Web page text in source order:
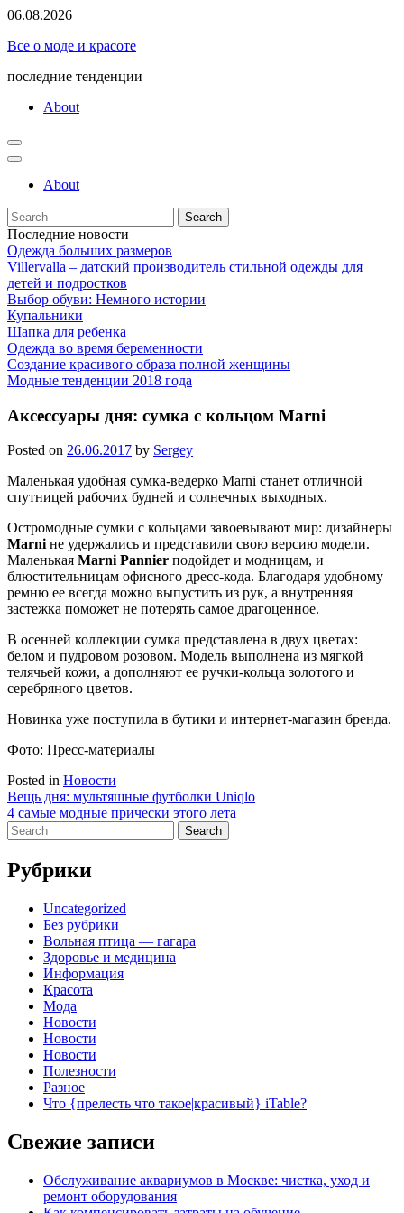
Skip
content
06.08.2026
Все о моде и красоте
последние тенденции
About
About
Search
for:
Последние новости
Одежда больших размеров
Villervalla – датский производитель стильной одежды для
детей и подростков
Выбор обуви: Немного истории
Купальники
Шапка для ребенка
Одежда во время беременности
Создание красивого образа полной женщины
Модные тенденции 2018 года
Аксессуары дня: сумка с кольцом Marni
Posted on 26.06.2017 by Sergey
Маленькая удобная сумка-ведерко Marni станет отличной
спутницей рабочих будней и солнечных выходных.
Остромодные сумки с кольцами завоевывают мир: дизайнеры
Marniне удержались и представили свою версию модели.
Маленькая Marni Pannier подойдет и модницам, и
блюстительницам офисного дресс-кода. Благодаря удобному
ремню ее всегда можно выпустить из рук, а внутренняя
застежка поможет не потерять самое драгоценное.
В осенней коллекции сумка представлена в двух цветах:
белом и пудровом розовом. Модель выполнена из мягкой
телячьей кожи, а дополняют ее ручки-кольца золотого и
серебряного цветов.
Новинка уже поступила в бутики и интернет-магазин бренда.
Фото: Пресс-материалы
Posted in Новости
Навигация
по
Вещь дня: мультяшные футболки Uniqlo
4 самые модные прически этого лета
Search
for:
Рубрики
Uncategorized
Без рубрики
Вольная птица — гагара
Здоровье и медицина
Информация
Красота
Мода
Новости
Новости
Новости
Полезности
Разное
Что {прелесть что такое|красивый} iTable?
Свежие записи
Обслуживание аквариумов в Москве: чистка, уход и
ремонт оборудования